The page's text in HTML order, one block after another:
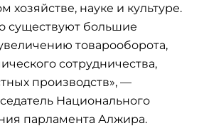
хозяйстве, науке и культуре.
существуют большие
товарооборота,
сотрудничества,
производств», —
Национального
парламента Алжира.